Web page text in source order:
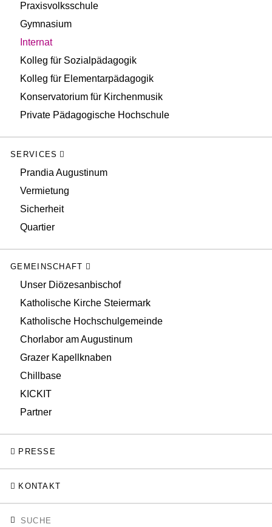
Praxisvolksschule
Gymnasium
Internat
Kolleg für Sozialpädagogik
Kolleg für Elementarpädagogik
Konservatorium für Kirchenmusik
Private Pädagogische Hochschule
SERVICES
Prandia Augustinum
Vermietung
Sicherheit
Quartier
GEMEINSCHAFT
Unser Diözesanbischof
Katholische Kirche Steiermark
Katholische Hochschulgemeinde
Chorlabor am Augustinum
Grazer Kapellknaben
Chillbase
KICKIT
Partner
PRESSE
KONTAKT